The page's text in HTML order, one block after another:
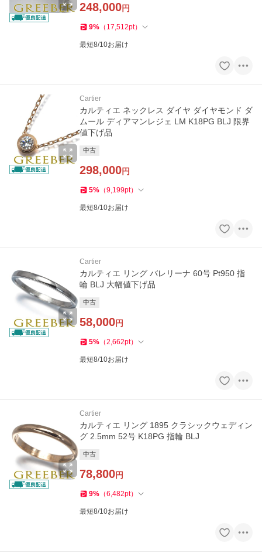
248,000円
9% （ 17,512pt）
最短8/10お届け
Cartier
カルティエ ネックレス ダイヤ ダイヤモンド ダ
ムール ディアマンレジェ LM K18PG BLJ 限界
値下げ品
中古
298,000円
5% （9,199pt）
最短8/10お届け
Cartier
カルティエ リング バレリーナ 60号 Pt950 指
輪 BLJ 大幅値下げ品
中古
58,000円
5% （2,662pt）
最短8/10お届け
Cartier
カルティエ リング 1895 クラシックウェディン
グ 2.5mm 52号 K18PG 指輪 BLJ
中古
78,800円
9% （6,482pt）
最短8/10お届け